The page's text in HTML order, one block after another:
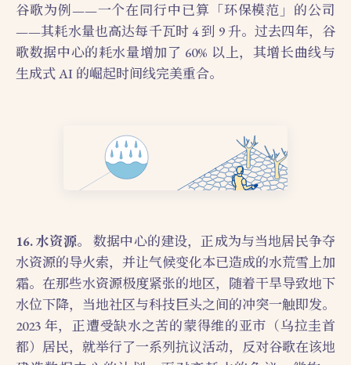
谷歌为例——一个在同行中已算「环保模范」的公司
——其耗水量也高达每千瓦时 4 到 9 升。过去四年，谷
歌数据中心的耗水量增加了 60% 以上，其增长曲线与
生成式 AI 的崛起时间线完美重合。
16. 水资源。
数据中心的建设，正成为与当地居民争夺
水资源的导火索，并让气候变化本已造成的水荒雪上加
霜。在那些水资源极度紧张的地区，随着干旱导致地下
水位下降，当地社区与科技巨头之间的冲突一触即发。
2023 年，正遭受缺水之苦的蒙得维的亚市（乌拉圭首
都）居民，就举行了一系列抗议活动，反对谷歌在该地